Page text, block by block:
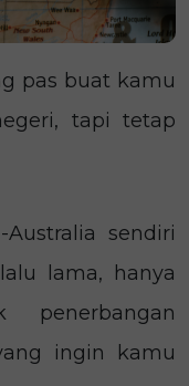
pas buat kamu
tapi tetap
sendiri
lama, hanya
ingin kamu